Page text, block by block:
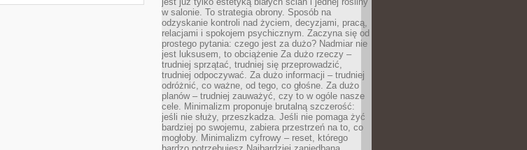
w salonie. To strategia obrony. Sposób na
odzyskanie kontroli nad życiem, decyzjami, pracą,
relacjami i spokojem psychicznym. Zaczyna się od
prostego pytania: czego jest za dużo? Nadmiar nie
jest luksusem, to obciążenie Za dużo rzeczy –
trudniej sprzątać, trudniej się przeprowadzić,
trudniej odpoczywać. Za dużo informacji – trudniej
odróżnić, co ważne, od tego, co głośne. Za dużo
planów – trudniej zauważyć, czy to w ogóle nasze
cele. Minimalizm proponuje brutalną szczerość:
jeśli nie służy, przeszkadza. Jeśli nie pomaga żyć
bardziej po swojemu, zabiera przestrzeń na to, co
mogłoby. Minimalizm cyfrowy – reset, którego